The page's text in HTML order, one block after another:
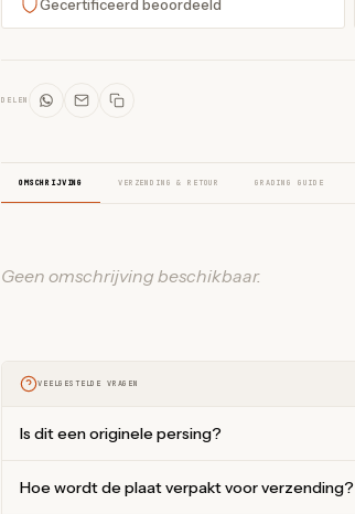
Gecertificeerd beoordeeld
DELEN
OMSCHRIJVING VERZENDING & RETOUR GRADING GUIDE
Geen omschrijving beschikbaar.
VEELGESTELDE VRAGEN
Is dit een originele persing?
Hoe wordt de plaat verpakt voor verzending?